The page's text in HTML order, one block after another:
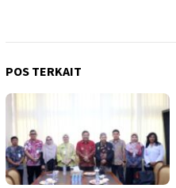
POS TERKAIT